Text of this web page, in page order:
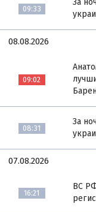
09:33
За
08.08.2026
09:02
08:31
За
07.08.2026
16:21
ВС